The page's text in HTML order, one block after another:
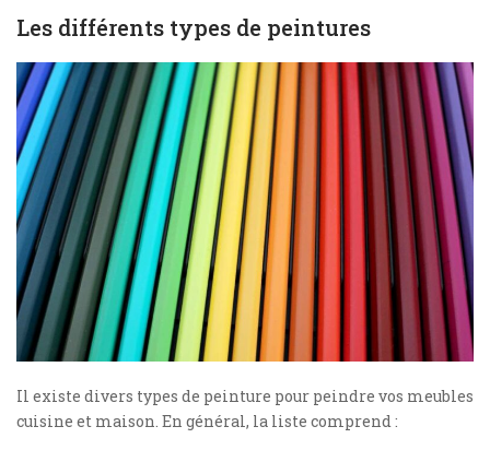
Les différents types de peintures
Il existe divers types de peinture pour peindre vos meubles
cuisine et maison. En général, la liste comprend :